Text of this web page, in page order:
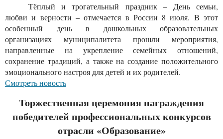
Тёплый и трогательный праздник – День семьи,
любви и верности – отмечается в России 8 июля. В этот
особенный день в дошкольных образовательных
организациях муниципалитета прошли мероприятия,
направленные на укрепление семейных отношений,
сохранение традиций, а также на создание положительного
эмоционального настроя для детей и их родителей.
Смотреть новость
Торжественная церемония награждения
победителей профессиональных конкурсов
отрасли «Образование»